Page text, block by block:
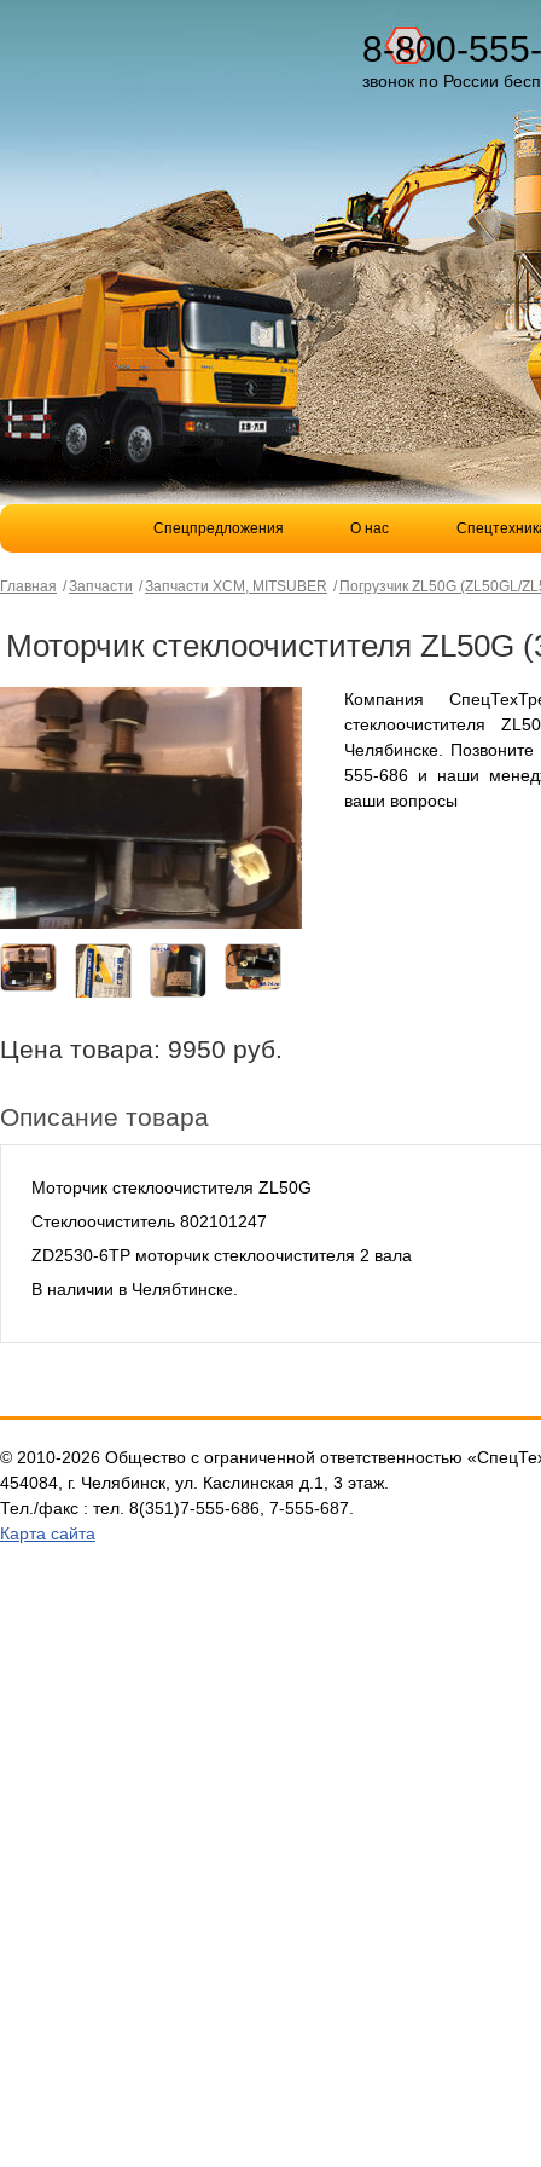
8-800-
звонок по России
Спецпредложения О нас
Главная Запчасти Запчасти XCM, MITSUBER Погрузчик ZL50G (ZL50GL/
Моторчик стеклоочистителя ZL50G
Компания
стеклоочистителя
Челябинске.
555-686 и наши
ваши вопросы
Цена товара: 9950 руб.
Описание товара
Моторчик стеклоочистителя ZL50G
Стеклоочиститель 802101247
ZD2530-6TP моторчик стеклоочистителя 2 вала
В наличии в Челябтинске.
© 2010-2026 Общество с ограниченной ответственностью
454084, г. Челябинск, ул. Каслинская д.1, 3 этаж.
Тел./факс : тел. 8(351)7-555-686, 7-555-687.
Карта сайта